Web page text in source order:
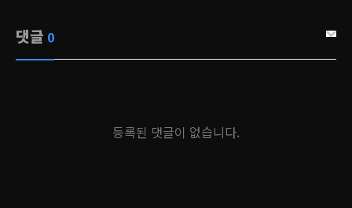
댓글 0
등록된 댓글이 없습니다.